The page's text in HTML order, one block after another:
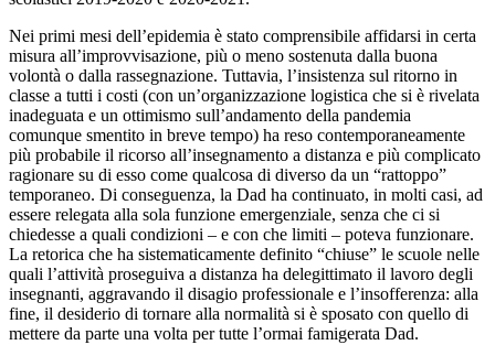
Nei primi mesi dell’epidemia è stato comprensibile affidarsi in certa
misura all’improvvisazione, più o meno sostenuta dalla buona
volontà o dalla rassegnazione. Tuttavia, l’insistenza sul ritorno in
classe a tutti i costi (con un’organizzazione logistica che si è rivelata
inadeguata e un ottimismo sull’andamento della pandemia
comunque smentito in breve tempo) ha reso contemporaneamente
più probabile il ricorso all’insegnamento a distanza e più complicato
ragionare su di esso come qualcosa di diverso da un “rattoppo”
temporaneo. Di conseguenza, la Dad ha continuato, in molti casi, ad
essere relegata alla sola funzione emergenziale, senza che ci si
chiedesse a quali condizioni – e con che limiti – poteva funzionare.
La retorica che ha sistematicamente definito “chiuse” le scuole nelle
quali l’attività proseguiva a distanza ha delegittimato il lavoro degli
insegnanti, aggravando il disagio professionale e l’insofferenza: alla
fine, il desiderio di tornare alla normalità si è sposato con quello di
mettere da parte una volta per tutte l’ormai famigerata Dad.